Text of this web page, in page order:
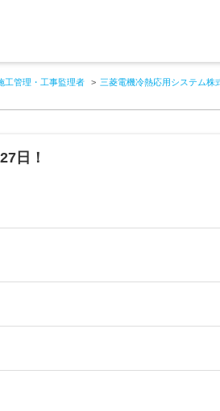
工管理・工事監理者 三菱電機冷熱応用システム株
日！